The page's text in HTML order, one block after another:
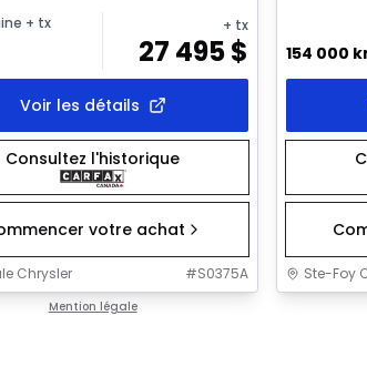
+ tx + tx
27 495$
Voir les détails
Consultez l'historique
votre achat
Chrysler #S0375A
Mention légale
154 000
Ste-Foy